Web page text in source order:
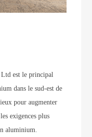
est le principal
dans le sud-est de
pour augmenter
exigences plus
aluminium.